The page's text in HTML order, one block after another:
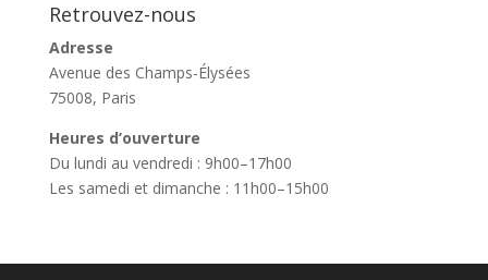
Retrouvez-nous
Adresse
Avenue des Champs-Élysées
75008, Paris
Heures d’ouverture
Du lundi au vendredi : 9h00–17h00
Les samedi et dimanche : 11h00–15h00